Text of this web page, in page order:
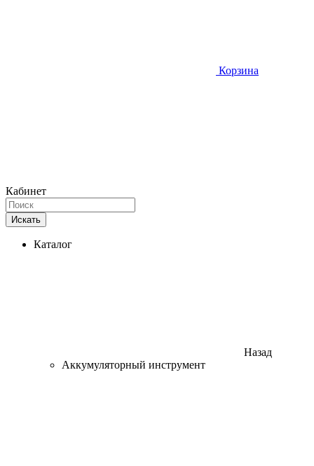
Корзина
Кабинет
Искать
Каталог
Назад
Аккумуляторный инструмент